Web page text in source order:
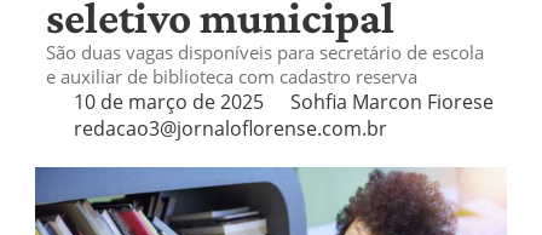
seletivo municipal
São duas vagas disponíveis para secretário de escola
e auxiliar de biblioteca com cadastro reserva
10 de março de 2025
Sohfia Marcon Fiorese
redacao3@jornaloflorense.com.br